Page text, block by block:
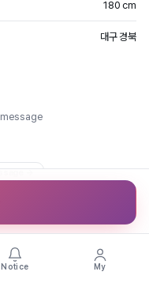
180 cm
대구 경북
→
Notice My